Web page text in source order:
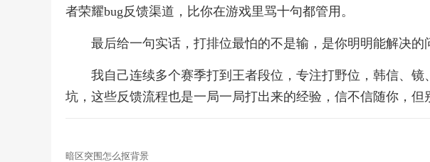
者荣耀bug反馈渠道，比你在游戏里骂十句都管用。
最后给一句实话，打排位最怕的不是输，是你明明能解决的
我自己连续多个赛季打到王者段位，专注打野位，韩信、
坑，这些反馈流程也是一局一局打出来的经验，信不信随你，但
暗区突围怎么抠背景